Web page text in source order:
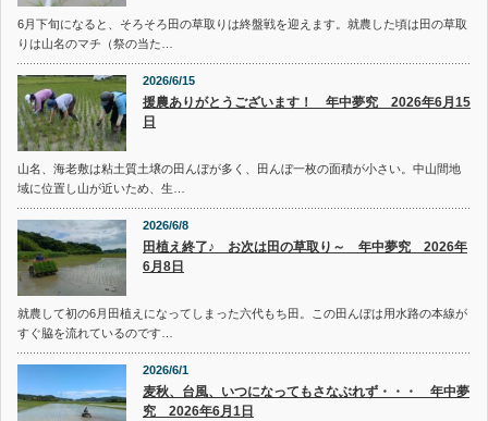
6月下旬になると、そろそろ田の草取りは終盤戦を迎えます。就農した頃は田の草取
りは山名のマチ（祭の当た…
2026/6/15
援農ありがとうございます！ 年中夢究 2026年6月15
日
山名、海老敷は粘土質土壌の田んぼが多く、田んぼ一枚の面積が小さい。中山間地
域に位置し山が近いため、生…
2026/6/8
田植え終了♪ お次は田の草取り～ 年中夢究 2026年
6月8日
就農して初の6月田植えになってしまった六代もち田。この田んぼは用水路の本線が
すぐ脇を流れているのです…
2026/6/1
麦秋、台風、いつになってもさなぶれず・・・ 年中夢
究 2026年6月1日